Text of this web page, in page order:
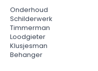
Onderhoud
Schilderwerk
Timmerman
Loodgieter
Klusjesman
Behanger